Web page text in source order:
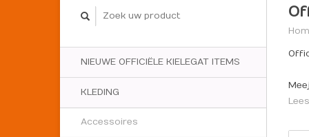
NIEUWE OFFICIËLE KIELEGAT ITEMS
KLEDING
Accessoires